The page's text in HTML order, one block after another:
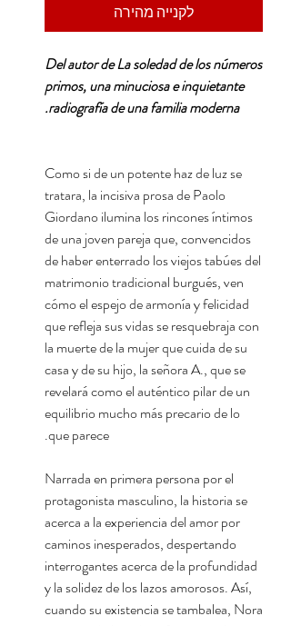
לקנייה מהירה
Del autor de La soledad de los números
primos, una minuciosa e inquietante
radiografía de una familia moderna.
Como si de un potente haz de luz se
tratara, la incisiva prosa de Paolo
Giordano ilumina los rincones íntimos
de una joven pareja que, convencidos
de haber enterrado los viejos tabúes del
matrimonio tradicional burgués, ven
cómo el espejo de armonía y felicidad
que refleja sus vidas se resquebraja con
la muerte de la mujer que cuida de su
casa y de su hijo, la señora A., que se
revelará como el auténtico pilar de un
equilibrio mucho más precario de lo
que parece.
Narrada en primera persona por el
protagonista masculino, la historia se
acerca a la experiencia del amor por
caminos inesperados, despertando
interrogantes acerca de la profundidad
y la solidez de los lazos amorosos. Así,
cuando su existencia se tambalea, Nora